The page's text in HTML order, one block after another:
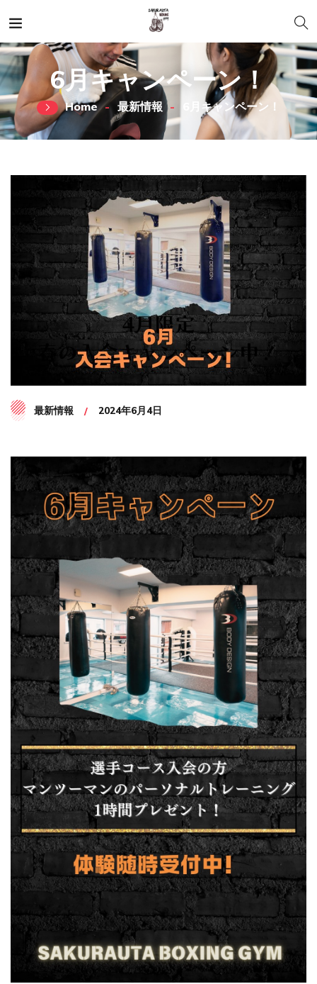
6月キャンペーン！
Home 最新情報 6月キャンペーン！
最新情報 2024年6月4日